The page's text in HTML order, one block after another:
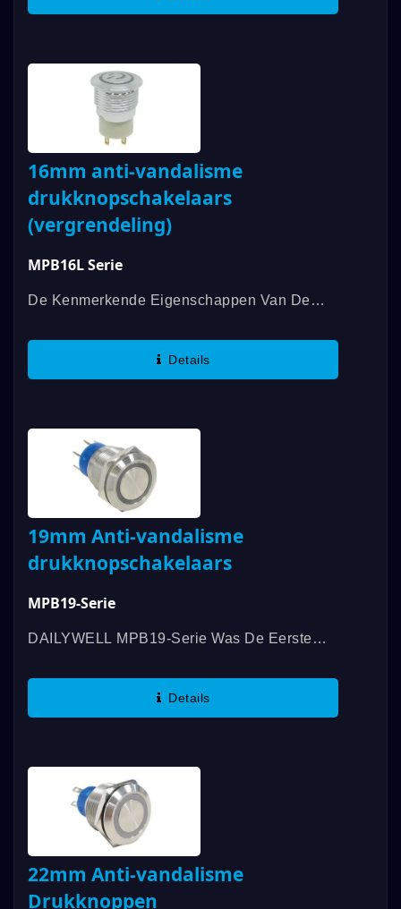
16mm anti-vandalisme
drukknopschakelaars
(vergrendeling)
MPB16L Serie
De Kenmerkende Eigenschappen Van De
Schakelaars Zijn Het Ontwerp Van Vlakke
Details
19mm Anti-vandalisme
drukknopschakelaars
MPB19-Serie
DAILYWELL MPB19-Serie Was De Eerste
Gecertificeerd Was, Met Een Rating Van
Details
22mm Anti-vandalisme
Drukknoppen